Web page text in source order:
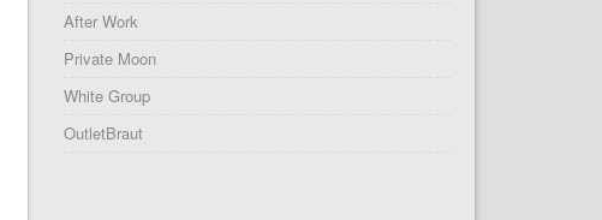
After Work
Private Moon
White Group
OutletBraut